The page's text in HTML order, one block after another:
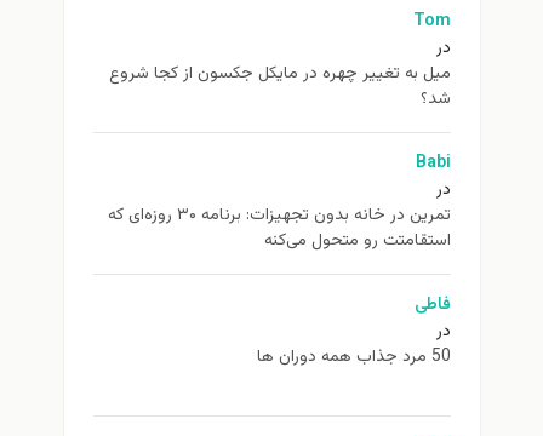
Tom
در
ميل به تغيير چهره در مایکل جکسون از كجا شروع
شد؟
Babi
در
تمرین در خانه بدون تجهیزات: برنامه ۳۰ روزه‌ای که
استقامتت رو متحول می‌کنه
فاطی
در
50 مرد جذاب همه دوران ها